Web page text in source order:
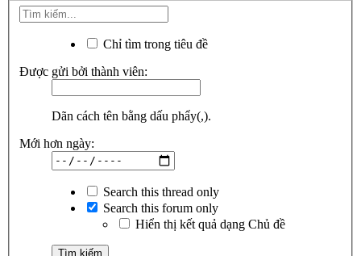
Chỉ tìm trong tiêu đề
Được gửi bởi thành viên:
Dãn cách tên bằng dấu phẩy(,).
Mới hơn ngày:
Search this thread only
Search this forum only
Hiển thị kết quả dạng Chủ đề